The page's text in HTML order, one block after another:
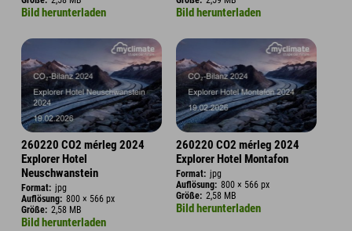
Bild herunterladen Bild herunterladen
260220 CO2 mérleg 2024
Explorer Hotel
Neuschwanstein
Format: jpg
Auflösung: 800 × 566 px
Größe: 2,58 MB
Bild herunterladen
260220 CO2 mérleg 2024
Explorer Hotel Montafon
Format: jpg
Auflösung: 800 × 566 px
Größe: 2,58 MB
Bild herunterladen